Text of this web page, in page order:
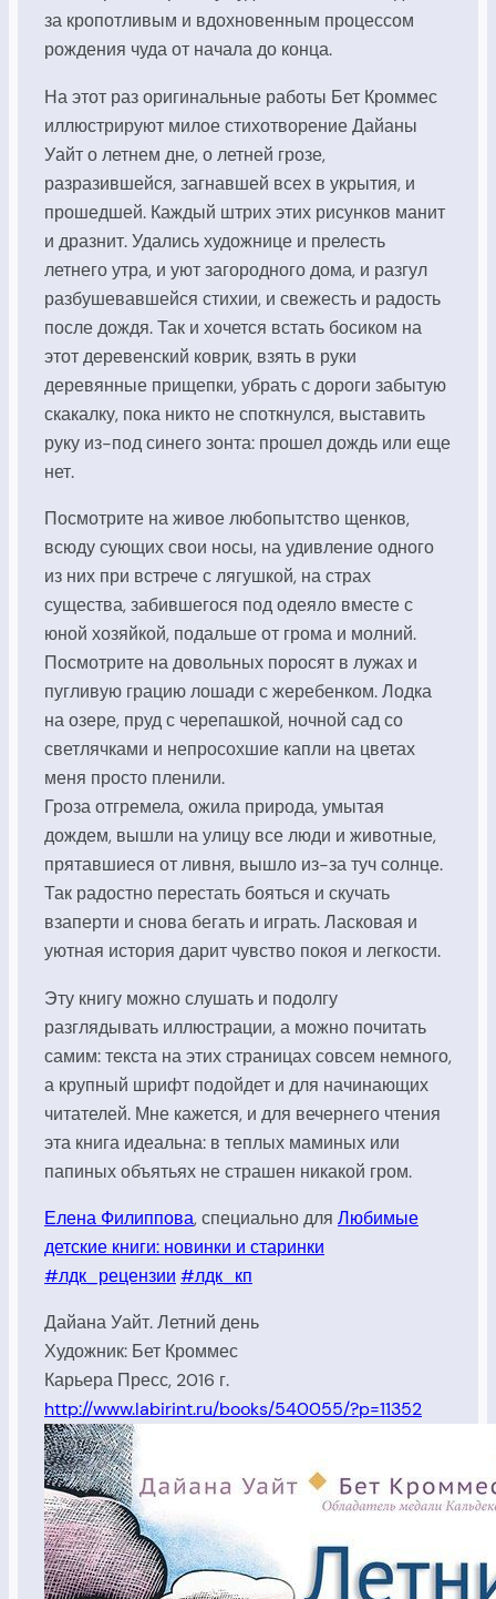
за кропотливым и вдохновенным процессом
рождения чуда от начала до конца.
На этот раз оригинальные работы Бет Кроммес
иллюстрируют милое стихотворение Дайаны
Уайт о летнем дне, о летней грозе,
разразившейся, загнавшей всех в укрытия, и
прошедшей. Каждый штрих этих рисунков манит
и дразнит. Удались художнице и прелесть
летнего утра, и уют загородного дома, и разгул
разбушевавшейся стихии, и свежесть и радость
после дождя. Так и хочется встать босиком на
этот деревенский коврик, взять в руки
деревянные прищепки, убрать с дороги забытую
скакалку, пока никто не споткнулся, выставить
руку из-под синего зонта: прошел дождь или еще
нет.
Посмотрите на живое любопытство щенков,
всюду сующих свои носы, на удивление одного
из них при встрече с лягушкой, на страх
существа, забившегося под одеяло вместе с
юной хозяйкой, подальше от грома и молний.
Посмотрите на довольных поросят в лужах и
пугливую грацию лошади с жеребенком. Лодка
на озере, пруд с черепашкой, ночной сад со
светлячками и непросохшие капли на цветах
меня просто пленили.
Гроза отгремела, ожила природа, умытая
дождем, вышли на улицу все люди и животные,
прятавшиеся от ливня, вышло из-за туч солнце.
Так радостно перестать бояться и скучать
взаперти и снова бегать и играть. Ласковая и
уютная история дарит чувство покоя и легкости.
Эту книгу можно слушать и подолгу
разглядывать иллюстрации, а можно почитать
самим: текста на этих страницах совсем немного,
а крупный шрифт подойдет и для начинающих
читателей. Мне кажется, и для вечернего чтения
эта книга идеальна: в теплых маминых или
папиных объятьях не страшен никакой гром.
Елена Филиппова, специально для Любимые
детские книги: новинки и старинки
#лдк_рецензии #лдк_кп
Дайана Уайт. Летний день
Художник: Бет Кроммес
Карьера Пресс, 2016 г.
http://www.labirint.ru/books/540055/?p=11352